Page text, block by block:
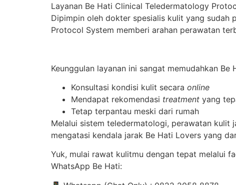
Layanan Be Hati Clinical Teledermatology
Dipimpin oleh dokter spesialis kulit yang sudah
Protocol System memberi arahan perawatan
Keunggulan layanan ini sangat memudahkan
Konsultasi kondisi kulit secara online
Mendapat rekomendasi treatment yang
Tetap terpantau meski dari rumah
Melalui sistem teledermatologi, perawatan kulit
mengatasi kendala jarak Be Hati Lovers yang
Yuk, mulai rawat kulitmu dengan tepat melalui
WhatsApp Be Hati: